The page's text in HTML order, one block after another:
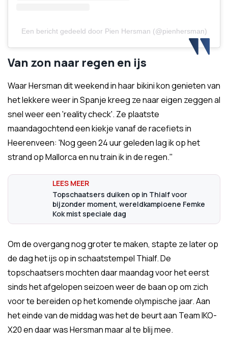
Een bericht gedeeld door Pien Hersman (@pienhersman)
Van zon naar regen en ijs
Waar Hersman dit weekend in haar bikini kon genieten van
het lekkere weer in Spanje kreeg ze naar eigen zeggen al
snel weer een 'reality check'. Ze plaatste
maandagochtend een kiekje vanaf de racefiets in
Heerenveen: 'Nog geen 24 uur geleden lag ik op het
strand op Mallorca en nu train ik in de regen."
Topschaatsers duiken op in Thialf voor
bijzonder moment, wereldkampioene Femke
Kok mist speciale dag
Om de overgang nog groter te maken, stapte ze later op
de dag het ijs op in schaatstempel Thialf. De
topschaatsers mochten daar maandag voor het eerst
sinds het afgelopen seizoen weer de baan op om zich
voor te bereiden op het komende olympische jaar. Aan
het einde van de middag was het de beurt aan Team IKO-
X20 en daar was Hersman maar al te blij mee.